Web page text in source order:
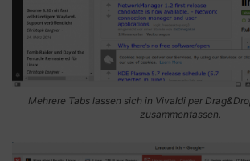
Mehrere Tabs lassen sich in Vivaldi per
zusammenfassen.